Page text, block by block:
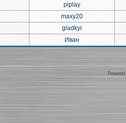
piplay
maxy20
gladkyi
Иван